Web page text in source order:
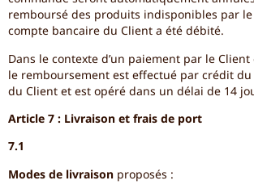
remboursé des produits indisponibles par
compte bancaire du Client a été débité.
Dans le contexte d’un paiement par le
le remboursement est effectué par crédit
du Client et est opéré dans un délai de 14
Article 7 : Livraison et frais de port
7.1
Modes de livraison proposés :